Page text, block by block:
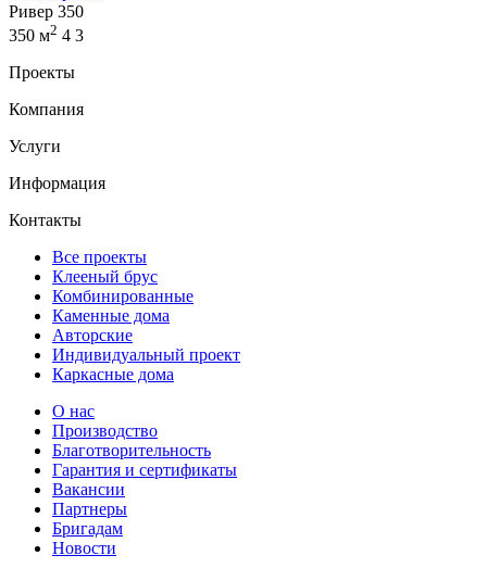
Ривер 350
350 м2 4 3
Проекты
Компания
Услуги
Информация
Контакты
Все проекты
Клееный брус
Комбинированные
Каменные дома
Авторские
Индивидуальный проект
Каркасные дома
О нас
Производство
Благотворительность
Гарантия и сертификаты
Вакансии
Партнеры
Бригадам
Новости